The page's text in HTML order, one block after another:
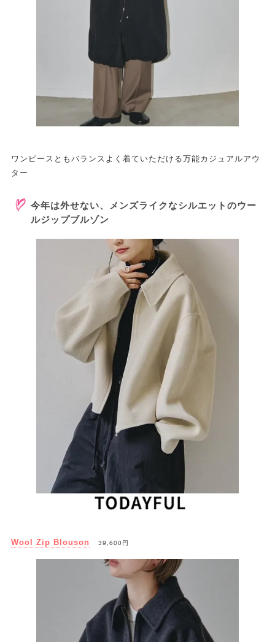
ワンピースともバランスよく着ていただける万能カジュアルアウ
ター
今年は外せない、メンズライクなシルエットのウー
ルジップブルゾン
Wool Zip Blouson 39,600円